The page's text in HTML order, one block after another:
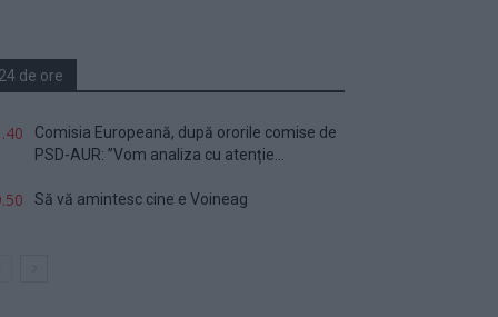
24 de ore
Comisia Europeană, după ororile comise de
PSD-AUR: ”Vom analiza cu atenție...
Să vă amintesc cine e Voineag